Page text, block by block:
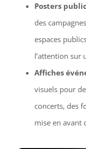
Posters
des
espaces
l’attention sur
Affiches
visuels pour
concerts, des
mise en avant